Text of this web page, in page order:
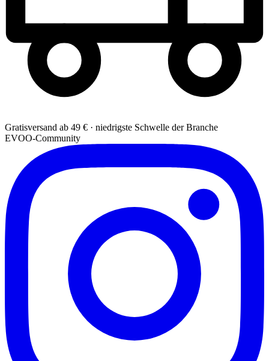
Gratisversand ab 49 € · niedrigste Schwelle der Branche
EVOO-Community